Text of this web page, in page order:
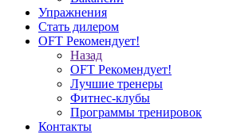
Упражнения
Стать дилером
OFT Рекомендует!
Назад
OFT Рекомендует!
Лучшие тренеры
Фитнес-клубы
Программы тренировок
Контакты